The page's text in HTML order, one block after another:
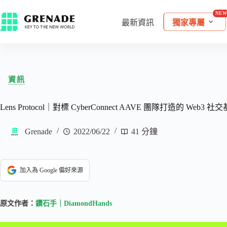
最新資訊 獨家專屬
資訊
Lens Protocol｜對標 CyberConnect AAVE 團隊打造的 Web3 社
Grenade 2022/06/22 41 分鐘
加入為 Google 偏好來源
原文作者： 鑽石手｜DiamondHands